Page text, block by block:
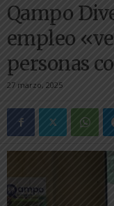
Qampo
empleo
personas
27 marzo, 2025